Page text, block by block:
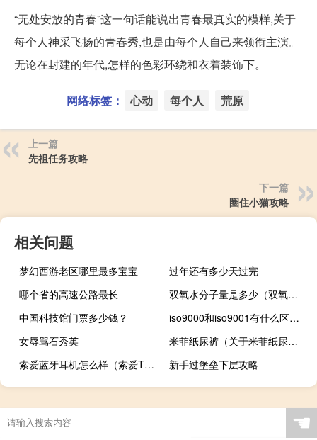
“无处安放的青春”这一句话能说出青春最真实的模样,关于
每个人神采飞扬的青春秀,也是由每个人自己来领衔主演。
无论在封建的年代,怎样的色彩环绕和衣着装饰下。
网络标签： 心动 每个人 荒原
上一篇
先祖任务攻略
下一篇
圈住小猫攻略
相关问题
梦幻西游老区哪里最多宝宝
过年还有多少天过完
哪个省的高速公路最长
双氧水分子量是多少（双氧水是什么分子）
中国科技馆门票多少钱？
iso9000和iso9001有什么区别（iso9000和ISO9001有什么区别）
女辱骂石秀英
米菲纸尿裤（关于米菲纸尿裤的介绍）
索爱蓝牙耳机怎么样（索爱T715简介）
新手过堡垒下层攻略
☚